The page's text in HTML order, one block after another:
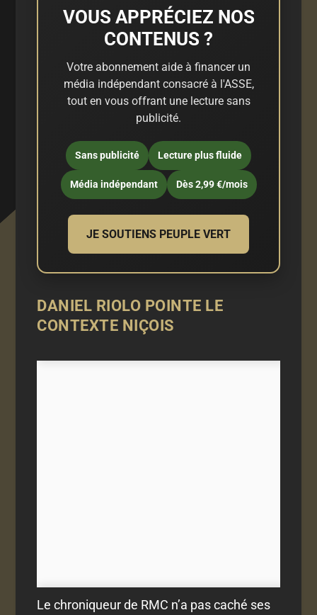
VOUS APPRÉCIEZ NOS
CONTENUS ?
Votre abonnement aide à financer un
média indépendant consacré à l'ASSE,
tout en vous offrant une lecture sans
publicité.
Sans publicité Lecture plus fluide
Média indépendant Dès 2,99 €/mois
JE SOUTIENS PEUPLE VERT
DANIEL RIOLO POINTE LE
CONTEXTE NIÇOIS
Le chroniqueur de RMC n’a pas caché ses